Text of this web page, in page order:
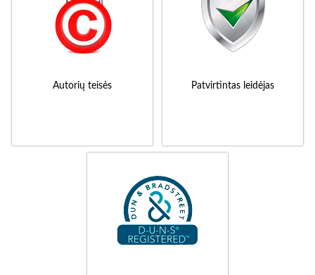
Autorių teisės Patvirtintas leidėjas